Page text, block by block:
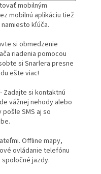
mobilným
mobilnú aplikáciu tiež
kľúča.
si obmedzenie
riadenia pomocou
si Snarlera presne
ešte viac!
- Zadajte si kontaktnú
vážnej nehody alebo
SMS aj so
Offline mapy,
ovládanie telefónu
jazdy.